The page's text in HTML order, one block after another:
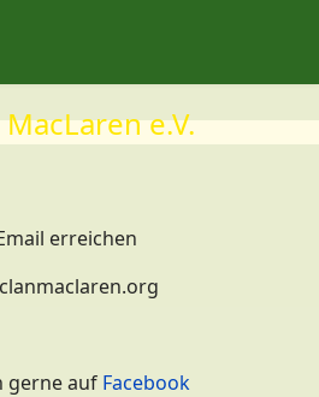
e.V.
erreichen
gerne auf Facebook